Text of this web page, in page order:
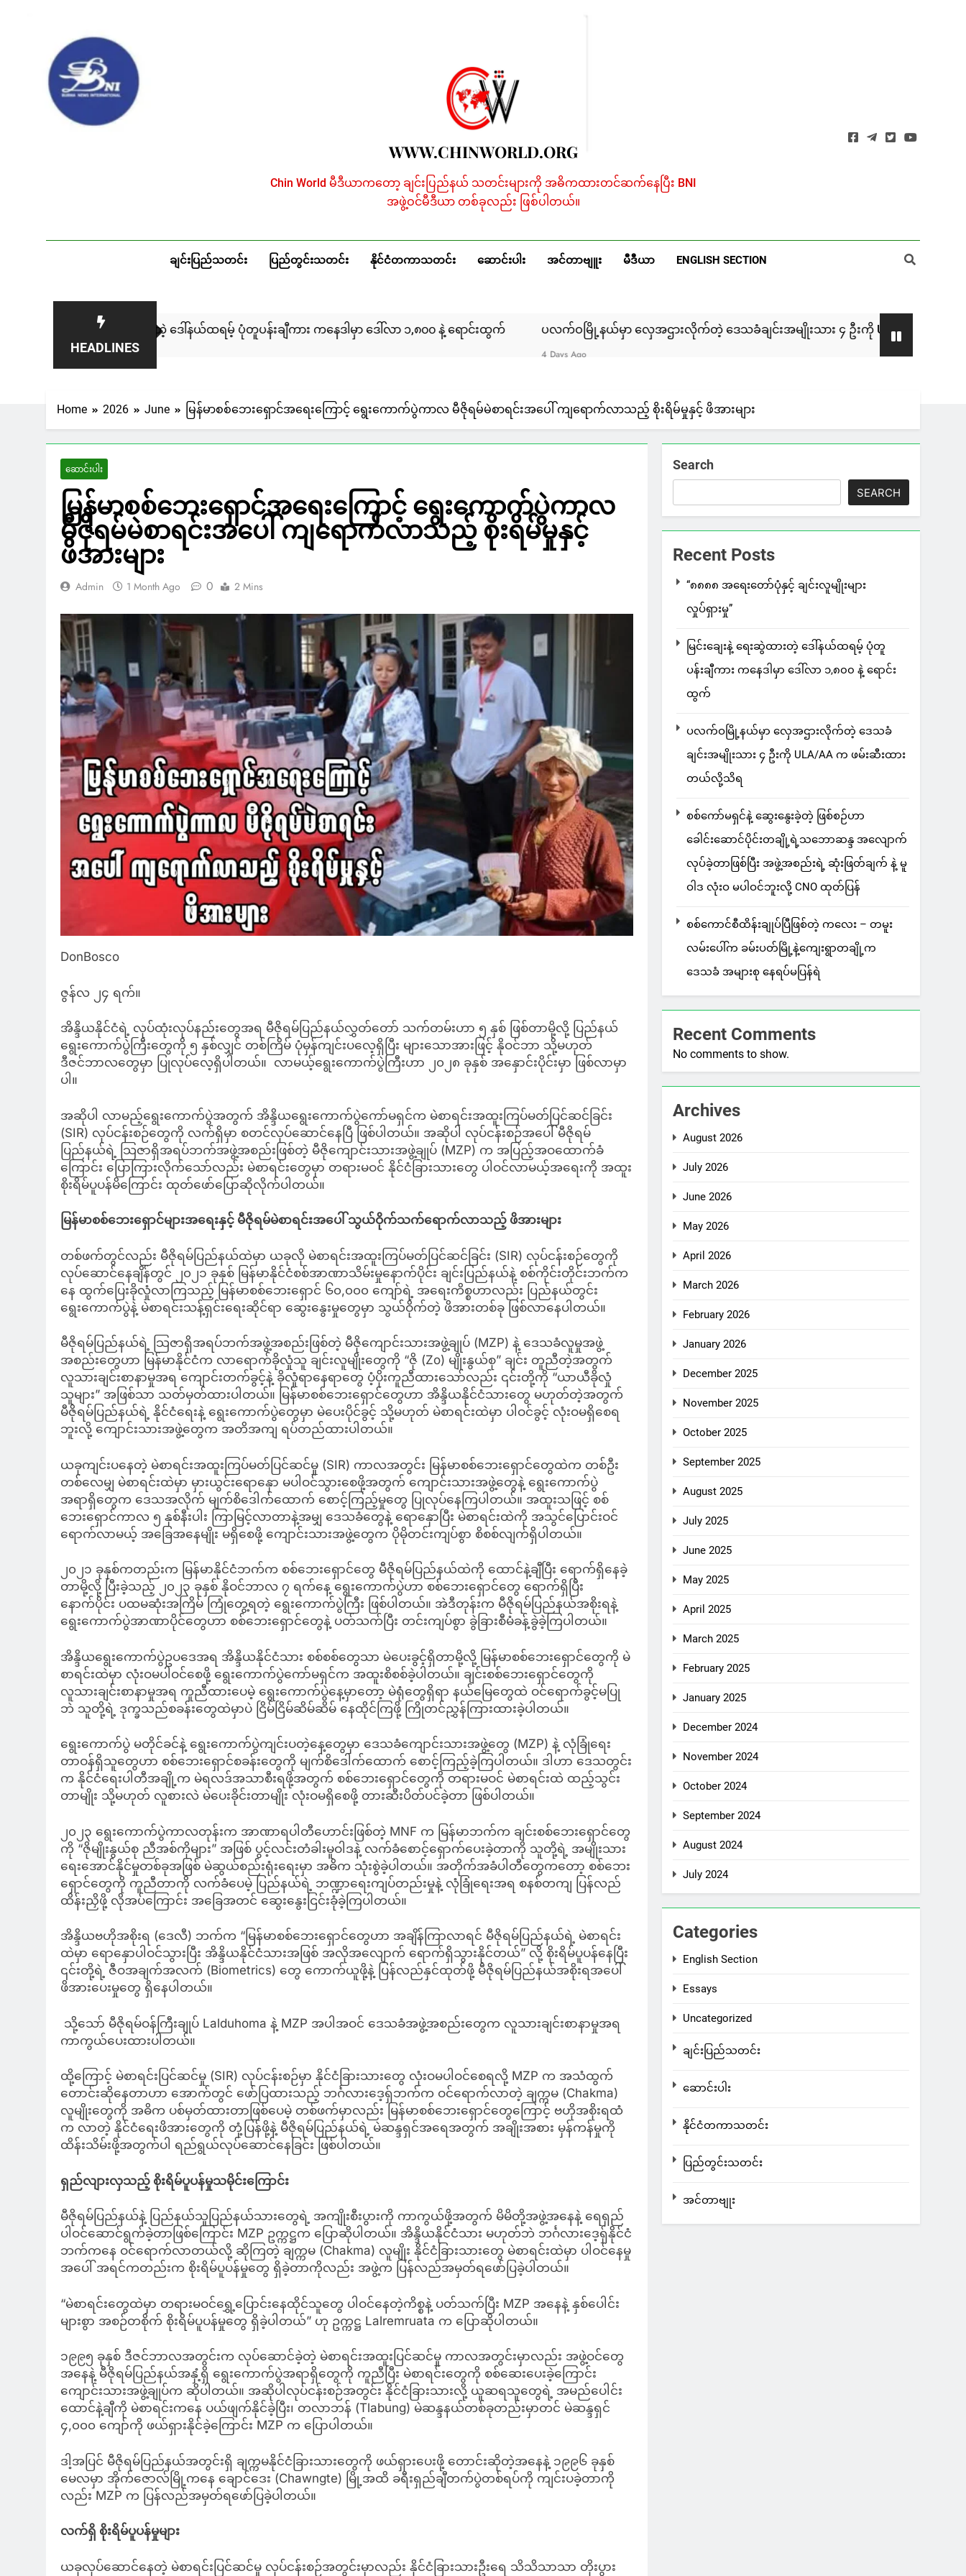
WWW.CHINWORLD.ORG
Chin World မီဒီယာကတော့ ချင်းပြည်နယ် သတင်းများကို အဓိကထားတင်ဆက်နေပြီး BNI
အဖွဲ့ဝင်မီဒီယာ တစ်ခုလည်း ဖြစ်ပါတယ်။
ချင်းပြည်သတင်း ပြည်တွင်းသတင်း နိုင်ငံတကာသတင်း ဆောင်းပါး အင်တာဗျူး မီဒီယာ ENGLISH SECTION
HEADLINES
းနဲ့ ရေးဆွဲထားတဲ့ ဒေါ်နယ်ထရမ့် ပုံတူပန်းချီကား ကနေဒါမှာ ဒေါ်လာ ၁,၈၀၀ နဲ့ ရောင်းထွက် ပလက်ဝမြို့နယ်မှာ လှေအဌားလိုက်တဲ့ ဒေသခံချင်းအမျိုးသား ၄ ဦးကို ULA/AA က ဖမ်းဆီးထားတယ်လို့သိ
Home 2026 June မြန်မာစစ်ဘေးရှောင်အရေးကြောင့် ရွေးကောက်ပွဲကာလ မီဇိုရမ်မဲစာရင်းအပေါ် ကျရောက်လာသည့် စိုးရိမ်မှုနှင့် ဖိအားများ
ဆောင်းပါး
မြန်မာစစ်ဘေးရှောင်အရေးကြောင့် ရွေးကောက်ပွဲကာလ
မီဇိုရမ်မဲစာရင်းအပေါ် ကျရောက်လာသည့် စိုးရိမ်မှုနှင့်
ဖိအားများ
Admin 1 Month Ago 0 2 Mins
DonBosco
ဇွန်လ ၂၄ ရက်။
အိန္ဒိယနိုင်ငံရဲ့ လုပ်ထုံးလုပ်နည်းတွေအရ မီဇိုရမ်ပြည်နယ်လွှတ်တော် သက်တမ်းဟာ ၅ နှစ် ဖြစ်တာမို့လို့ ပြည်နယ်
ရွေးကောက်ပွဲကြီးတွေကို ၅ နှစ်လျှင် တစ်ကြိမ် ပုံမှန်ကျင်းပလေ့ရှိပြီး များသောအားဖြင့် နိုဝင်ဘာ သို့မဟုတ်
ဒီဇင်ဘာလတွေမှာ ပြုလုပ်လေ့ရှိပါတယ်။ လာမယ့်ရွေးကောက်ပွဲကြီးဟာ ၂၀၂၈ ခုနှစ် အနှောင်းပိုင်းမှာ ဖြစ်လာမှာ
ပါ။
အဆိုပါ လာမည့်ရွေးကောက်ပွဲအတွက် အိန္ဒိယရွေးကောက်ပွဲကော်မရှင်က မဲစာရင်းအထူးကြပ်မတ်ပြင်ဆင်ခြင်း
(SIR) လုပ်ငန်းစဉ်တွေကို လက်ရှိမှာ စတင်လုပ်ဆောင်နေပြီ ဖြစ်ပါတယ်။ အဆိုပါ လုပ်ငန်းစဉ်အပေါ် မီဇိုရမ်
ပြည်နယ်ရဲ့ သြဇာရှိအရပ်ဘက်အဖွဲ့အစည်းဖြစ်တဲ့ မီဇိုကျောင်းသားအဖွဲ့ချုပ် (MZP) က အပြည့်အဝထောက်ခံ
ကြောင်း ပြောကြားလိုက်သော်လည်း မဲစာရင်းတွေမှာ တရားမဝင် နိုင်ငံခြားသားတွေ ပါဝင်လာမယ့်အရေးကို အထူး
စိုးရိမ်ပူပန်မိကြောင်း ထုတ်ဖော်ပြောဆိုလိုက်ပါတယ်။
မြန်မာစစ်ဘေးရှောင်များအရေးနှင့် မီဇိုရမ်မဲစာရင်းအပေါ် သွယ်ဝိုက်သက်ရောက်လာသည့် ဖိအားများ
တစ်ဖက်တွင်လည်း မီဇိုရမ်ပြည်နယ်ထဲမှာ ယခုလို မဲစာရင်းအထူးကြပ်မတ်ပြင်ဆင်ခြင်း (SIR) လုပ်ငန်းစဉ်တွေကို
လုပ်ဆောင်နေချိန်တွင် ၂၀၂၁ ခုနှစ် မြန်မာနိုင်ငံစစ်အာဏာသိမ်းမှုနောက်ပိုင်း ချင်းပြည်နယ်နဲ့ စစ်ကိုင်းတိုင်းဘက်က
နေ ထွက်ပြေးခိုလှုံလာကြသည့် မြန်မာစစ်ဘေးရှောင် ၆၀,၀၀၀ ကျော်ရဲ့ အရေးကိစ္စဟာလည်း ပြည်နယ်တွင်း
ရွေးကောက်ပွဲနဲ့ မဲစာရင်းသန့်ရှင်းရေးဆိုင်ရာ ဆွေးနွေးမှုတွေမှာ သွယ်ဝိုက်တဲ့ ဖိအားတစ်ခု ဖြစ်လာနေပါတယ်။
မီဇိုရမ်ပြည်နယ်ရဲ့ သြဇာရှိအရပ်ဘက်အဖွဲ့အစည်းဖြစ်တဲ့ မီဇိုကျောင်းသားအဖွဲ့ချုပ် (MZP) နဲ့ ဒေသခံလူမှုအဖွဲ့
အစည်းတွေဟာ မြန်မာနိုင်ငံက လာရောက်ခိုလှုံသူ ချင်းလူမျိုးတွေကို “ဇို (Zo) မျိုးနွယ်စု” ချင်း တူညီတဲ့အတွက်
လူသားချင်းစာနာမှုအရ ကျောင်းတက်ခွင့်နဲ့ ခိုလှုံရာနေရာတွေ ပံ့ပိုးကူညီထားသော်လည်း ၎င်းတို့ကို “ယာယီခိုလှုံ
သူများ” အဖြစ်သာ သတ်မှတ်ထားပါတယ်။ မြန်မာစစ်ဘေးရှောင်တွေဟာ အိန္ဒိယနိုင်ငံသားတွေ မဟုတ်တဲ့အတွက်
မီဇိုရမ်ပြည်နယ်ရဲ့ နိုင်ငံရေးနဲ့ ရွေးကောက်ပွဲတွေမှာ မဲပေးပိုင်ခွင့် သို့မဟုတ် မဲစာရင်းထဲမှာ ပါဝင်ခွင့် လုံးဝမရှိစေရ
ဘူးလို့ ကျောင်းသားအဖွဲ့တွေက အတိအကျ ရပ်တည်ထားပါတယ်။
ယခုကျင်းပနေတဲ့ မဲစာရင်းအထူးကြပ်မတ်ပြင်ဆင်မှု (SIR) ကာလအတွင်း မြန်မာစစ်ဘေးရှောင်တွေထဲက တစ်ဦး
တစ်လေမျှ မဲစာရင်းထဲမှာ မှားယွင်းရောနှော မပါဝင်သွားစေဖို့အတွက် ကျောင်းသားအဖွဲ့တွေနဲ့ ရွေးကောက်ပွဲ
အရာရှိတွေက ဒေသအလိုက် မျက်စိဒေါက်ထောက် စောင့်ကြည့်မှုတွေ ပြုလုပ်နေကြပါတယ်။ အထူးသဖြင့် စစ်
ဘေးရှောင်ကာလ ၅ နှစ်နီးပါး ကြာမြင့်လာတာနဲ့အမျှ ဒေသခံတွေနဲ့ ရောနှောပြီး မဲစာရင်းထဲကို အသွင်ပြောင်းဝင်
ရောက်လာမယ့် အခြေအနေမျိုး မရှိစေဖို့ ကျောင်းသားအဖွဲ့တွေက ပိုမိုတင်းကျပ်စွာ စိစစ်လျက်ရှိပါတယ်။
၂၀၂၁ ခုနှစ်ကတည်းက မြန်မာနိုင်ငံဘက်က စစ်ဘေးရှောင်တွေ မီဇိုရမ်ပြည်နယ်ထဲကို ထောင်နဲ့ချီပြီး ရောက်ရှိနေခဲ့
တာမို့လို့ ပြီးခဲ့သည့် ၂၀၂၃ ခုနှစ် နိုဝင်ဘာလ ၇ ရက်နေ့ ရွေးကောက်ပွဲဟာ စစ်ဘေးရှောင်တွေ ရောက်ရှိပြီး
နောက်ပိုင်း ပထမဆုံးအကြိမ် ကြုံတွေ့ရတဲ့ ရွေးကောက်ပွဲကြီး ဖြစ်ပါတယ်။ အဲဒီတုန်းက မီဇိုရမ်ပြည်နယ်အစိုးရနဲ့
ရွေးကောက်ပွဲအာဏာပိုင်တွေဟာ စစ်ဘေးရှောင်တွေနဲ့ ပတ်သက်ပြီး တင်းကျပ်စွာ ခွဲခြားစီမံခန့်ခွဲခဲ့ကြပါတယ်။
အိန္ဒိယရွေးကောက်ပွဲဥပဒေအရ အိန္ဒိယနိုင်ငံသား စစ်စစ်တွေသာ မဲပေးခွင့်ရှိတာမို့လို့ မြန်မာစစ်ဘေးရှောင်တွေကို မဲ
စာရင်းထဲမှာ လုံးဝမပါဝင်စေဖို့ ရွေးကောက်ပွဲကော်မရှင်က အထူးစိစစ်ခဲ့ပါတယ်။ ချင်းစစ်ဘေးရှောင်တွေကို
လူသားချင်းစာနာမှုအရ ကူညီထားပေမဲ့ ရွေးကောက်ပွဲနေ့မှာတော့ မဲရုံတွေရှိရာ နယ်မြေတွေထဲ ဝင်ရောက်ခွင့်မပြု
ဘဲ သူတို့ရဲ့ ဒုက္ခသည်စခန်းတွေထဲမှာပဲ ငြိမ်ငြိမ်ဆိမ်ဆိမ် နေထိုင်ကြဖို့ ကြိုတင်ညွှန်ကြားထားခဲ့ပါတယ်။
ရွေးကောက်ပွဲ မတိုင်ခင်နဲ့ ရွေးကောက်ပွဲကျင်းပတဲ့နေ့တွေမှာ ဒေသခံကျောင်းသားအဖွဲ့တွေ (MZP) နဲ့ လုံခြုံရေး
တာဝန်ရှိသူတွေဟာ စစ်ဘေးရှောင်စခန်းတွေကို မျက်စိဒေါက်ထောက် စောင့်ကြည့်ခဲ့ကြပါတယ်။ ဒါဟာ ဒေသတွင်း
က နိုင်ငံရေးပါတီအချို့က မဲရလဒ်အသာစီးရဖို့အတွက် စစ်ဘေးရှောင်တွေကို တရားမဝင် မဲစာရင်းထဲ ထည့်သွင်း
တာမျိုး သို့မဟုတ် လူစားလဲ မဲပေးခိုင်းတာမျိုး လုံးဝမရှိစေဖို့ တားဆီးပိတ်ပင်ခဲ့တာ ဖြစ်ပါတယ်။
၂၀၂၃ ရွေးကောက်ပွဲကာလတုန်းက အာဏာရပါတီဟောင်းဖြစ်တဲ့ MNF က မြန်မာဘက်က ချင်းစစ်ဘေးရှောင်တွေ
ကို “ဇိုမျိုးနွယ်စု ညီအစ်ကိုများ” အဖြစ် ပွင့်လင်းတံခါးမူဝါဒနဲ့ လက်ခံစောင့်ရှောက်ပေးခဲ့တာကို သူတို့ရဲ့ အမျိုးသား
ရေးအောင်နိုင်မှုတစ်ခုအဖြစ် မဲဆွယ်စည်းရုံးရေးမှာ အဓိက သုံးစွဲခဲ့ပါတယ်။ အတိုက်အခံပါတီတွေကတော့ စစ်ဘေး
ရှောင်တွေကို ကူညီတာကို လက်ခံပေမဲ့ ပြည်နယ်ရဲ့ ဘဏ္ဍာရေးကျပ်တည်းမှုနဲ့ လုံခြုံရေးအရ စနစ်တကျ ပြန်လည်
ထိန်းညှိဖို့ လိုအပ်ကြောင်း အခြေအတင် ဆွေးနွေးငြင်းခုံခဲ့ကြပါတယ်။
အိန္ဒိယဗဟိုအစိုးရ (ဒေလီ) ဘက်က “မြန်မာစစ်ဘေးရှောင်တွေဟာ အချိန်ကြာလာရင် မီဇိုရမ်ပြည်နယ်ရဲ့ မဲစာရင်း
ထဲမှာ ရောနှောပါဝင်သွားပြီး အိန္ဒိယနိုင်ငံသားအဖြစ် အလိုအလျောက် ရောက်ရှိသွားနိုင်တယ်” လို့ စိုးရိမ်ပူပန်နေပြီး
၎င်းတို့ရဲ့ ဇီဝအချက်အလက် (Biometrics) တွေ ကောက်ယူဖို့နဲ့ ပြန်လည်နှင်ထုတ်ဖို့ မီဇိုရမ်ပြည်နယ်အစိုးရအပေါ်
ဖိအားပေးမှုတွေ ရှိနေပါတယ်။
သို့သော် မီဇိုရမ်ဝန်ကြီးချုပ် Lalduhoma နဲ့ MZP အပါအဝင် ဒေသခံအဖွဲ့အစည်းတွေက လူသားချင်းစာနာမှုအရ
ကာကွယ်ပေးထားပါတယ်။
ထို့ကြောင့် မဲစာရင်းပြင်ဆင်မှု (SIR) လုပ်ငန်းစဉ်မှာ နိုင်ငံခြားသားတွေ လုံးဝမပါဝင်စေရလို့ MZP က အသံထွက်
တောင်းဆိုနေတာဟာ အောက်တွင် ဖော်ပြထားသည့် ဘင်္ဂလားဒေ့ရှ်ဘက်က ဝင်ရောက်လာတဲ့ ချက္ကမ (Chakma)
လူမျိုးတွေကို အဓိက ပစ်မှတ်ထားတာဖြစ်ပေမဲ့ တစ်ဖက်မှာလည်း မြန်မာစစ်ဘေးရှောင်တွေကြောင့် ဗဟိုအစိုးရထံ
က လာတဲ့ နိုင်ငံရေးဖိအားတွေကို တုံ့ပြန်ဖို့နဲ့ မီဇိုရမ်ပြည်နယ်ရဲ့ မဲဆန္ဒရှင်အရေအတွက် အချိုးအစား မှန်ကန်မှုကို
ထိန်းသိမ်းဖို့အတွက်ပါ ရည်ရွယ်လုပ်ဆောင်နေခြင်း ဖြစ်ပါတယ်။
ရှည်လျားလှသည့် စိုးရိမ်ပူပန်မှုသမိုင်းကြောင်း
မီဇိုရမ်ပြည်နယ်နဲ့ ပြည်နယ်သူပြည်နယ်သားတွေရဲ့ အကျိုးစီးပွားကို ကာကွယ်ဖို့အတွက် မိမိတို့အဖွဲ့အနေနဲ့ ရေရှည်
ပါဝင်ဆောင်ရွက်ခဲ့တာဖြစ်ကြောင်း MZP ဥက္ကဋ္ဌက ပြောဆိုပါတယ်။ အိန္ဒိယနိုင်ငံသား မဟုတ်ဘဲ ဘင်္ဂလားဒေ့ရှ်နိုင်ငံ
ဘက်ကနေ ဝင်ရောက်လာတယ်လို့ ဆိုကြတဲ့ ချက္ကမ (Chakma) လူမျိုး နိုင်ငံခြားသားတွေ မဲစာရင်းထဲမှာ ပါဝင်နေမှု
အပေါ် အရင်ကတည်းက စိုးရိမ်ပူပန်မှုတွေ ရှိခဲ့တာကိုလည်း အဖွဲ့က ပြန်လည်အမှတ်ရဖော်ပြခဲ့ပါတယ်။
“မဲစာရင်းတွေထဲမှာ တရားမဝင်ရွှေ့ပြောင်းနေထိုင်သူတွေ ပါဝင်နေတဲ့ကိစ္စနဲ့ ပတ်သက်ပြီး MZP အနေနဲ့ နှစ်ပေါင်း
များစွာ အစဉ်တစိုက် စိုးရိမ်ပူပန်မှုတွေ ရှိခဲ့ပါတယ်” ဟု ဥက္ကဋ္ဌ Lalremruata က ပြောဆိုပါတယ်။
၁၉၉၅ ခုနှစ် ဒီဇင်ဘာလအတွင်းက လုပ်ဆောင်ခဲ့တဲ့ မဲစာရင်းအထူးပြင်ဆင်မှု ကာလအတွင်းမှာလည်း အဖွဲ့ဝင်တွေ
အနေနဲ့ မီဇိုရမ်ပြည်နယ်အနှံ့ရှိ ရွေးကောက်ပွဲအရာရှိတွေကို ကူညီပြီး မဲစာရင်းတွေကို စစ်ဆေးပေးခဲ့ကြောင်း
ကျောင်းသားအဖွဲ့ချုပ်က ဆိုပါတယ်။ အဆိုပါလုပ်ငန်းစဉ်အတွင်း နိုင်ငံခြားသားလို့ ယူဆရသူတွေရဲ့ အမည်ပေါင်း
ထောင်နဲ့ချီကို မဲစာရင်းကနေ ပယ်ဖျက်နိုင်ခဲ့ပြီး၊ တလာဘန် (Tlabung) မဲဆန္ဒနယ်တစ်ခုတည်းမှာတင် မဲဆန္ဒရှင်
၄,၀၀၀ ကျော်ကို ဖယ်ရှားနိုင်ခဲ့ကြောင်း MZP က ပြောပါတယ်။
ဒါ့အပြင် မီဇိုရမ်ပြည်နယ်အတွင်းရှိ ချက္ကမနိုင်ငံခြားသားတွေကို ဖယ်ရှားပေးဖို့ တောင်းဆိုတဲ့အနေနဲ့ ၁၉၉၆ ခုနှစ်
မေလမှာ အိုက်ဇောလ်မြို့ကနေ ချောင်ဒေး (Chawngte) မြို့အထိ ခရီးရှည်ချီတက်ပွဲတစ်ရပ်ကို ကျင်းပခဲ့တာကို
လည်း MZP က ပြန်လည်အမှတ်ရဖော်ပြခဲ့ပါတယ်။
လက်ရှိ စိုးရိမ်ပူပန်မှုများ
ယခုလုပ်ဆောင်နေတဲ့ မဲစာရင်းပြင်ဆင်မှု လုပ်ငန်းစဉ်အတွင်းမှာလည်း နိုင်ငံခြားသားဦးရေ သိသိသာသာ တိုးပွား
Search
SEARCH
Recent Posts
“၈၈၈၈ အရေးတော်ပုံနှင့် ချင်းလူမျိုးများ
လှုပ်ရှားမှု”
မြင်းချေးနဲ့ ရေးဆွဲထားတဲ့ ဒေါ်နယ်ထရမ့် ပုံတူ
ပန်းချီကား ကနေဒါမှာ ဒေါ်လာ ၁,၈၀၀ နဲ့ ရောင်း
ထွက်
ပလက်ဝမြို့နယ်မှာ လှေအဌားလိုက်တဲ့ ဒေသခံ
ချင်းအမျိုးသား ၄ ဦးကို ULA/AA က ဖမ်းဆီးထား
တယ်လို့သိရ
စစ်ကော်မရှင်နဲ့ ဆွေးနွေးခဲ့တဲ့ ဖြစ်စဉ်ဟာ
ခေါင်းဆောင်ပိုင်းတချို့ရဲ့သဘောဆန္ဒ အလျောက်
လုပ်ခဲ့တာဖြစ်ပြီး အဖွဲ့အစည်းရဲ့ ဆုံးဖြတ်ချက် နဲ့ မူ
ဝါဒ လုံးဝ မပါဝင်ဘူးလို့ CNO ထုတ်ပြန်
စစ်ကောင်စီထိန်းချုပ်ပြီဖြစ်တဲ့ ကလေး – တမူး
လမ်းပေါ်က ခမ်းပတ်မြို့နဲ့ကျေးရွာတချို့က
ဒေသခံ အများစု နေရပ်မပြန်ရဲ
Recent Comments
No comments to show.
Archives
August 2026
July 2026
June 2026
May 2026
April 2026
March 2026
February 2026
January 2026
December 2025
November 2025
October 2025
September 2025
August 2025
July 2025
June 2025
May 2025
April 2025
March 2025
February 2025
January 2025
December 2024
November 2024
October 2024
September 2024
August 2024
July 2024
Categories
English Section
Essays
Uncategorized
ချင်းပြည်သတင်း
ဆောင်းပါး
နိုင်ငံတကာသတင်း
ပြည်တွင်းသတင်း
အင်တာဗျုး